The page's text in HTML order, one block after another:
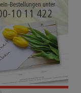
sich
der Nutzung
Hilfe wir unsere
den Inhalt
auf
gestalten.
teilweise an